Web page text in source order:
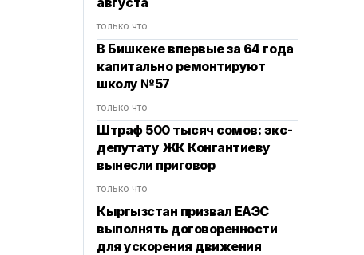
только что
В Бишкеке впервые за 64 года
капитально ремонтируют
школу №57
только что
Штраф 500 тысяч сомов: экс-
депутату ЖК Конгантиеву
вынесли приговор
только что
Кыргызстан призвал ЕАЭС
выполнять договоренности
для ускорения движения